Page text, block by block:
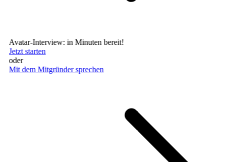
Avatar-Interview: in Minuten bereit!
Jetzt starten
oder
Mit dem Mitgründer sprechen